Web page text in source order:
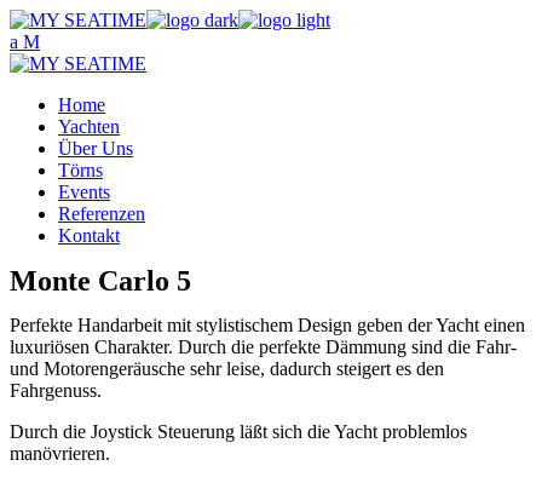
Skip
to
the
Home
Yachten
Über Uns
Törns
Events
Referenzen
Kontakt
Monte Carlo 5
Perfekte Handarbeit mit stylistischem Design geben der Yacht einen
luxuriösen Charakter. Durch die perfekte Dämmung sind die Fahr-
und Motorengeräusche sehr leise, dadurch steigert es den
Fahrgenuss.
Durch die Joystick Steuerung läßt sich die Yacht problemlos
manövrieren.